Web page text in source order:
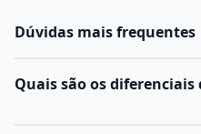
Dúvidas mais frequentes
Quais são os diferenciais